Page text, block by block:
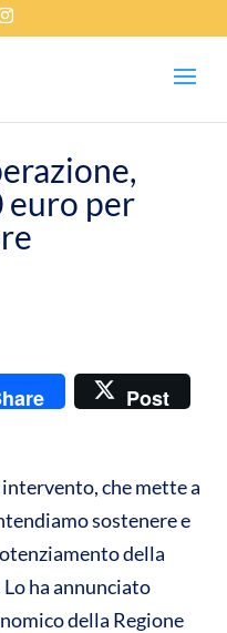
euro per
Post
che mette a
sostenere e
della
ha annunciato
della Regione